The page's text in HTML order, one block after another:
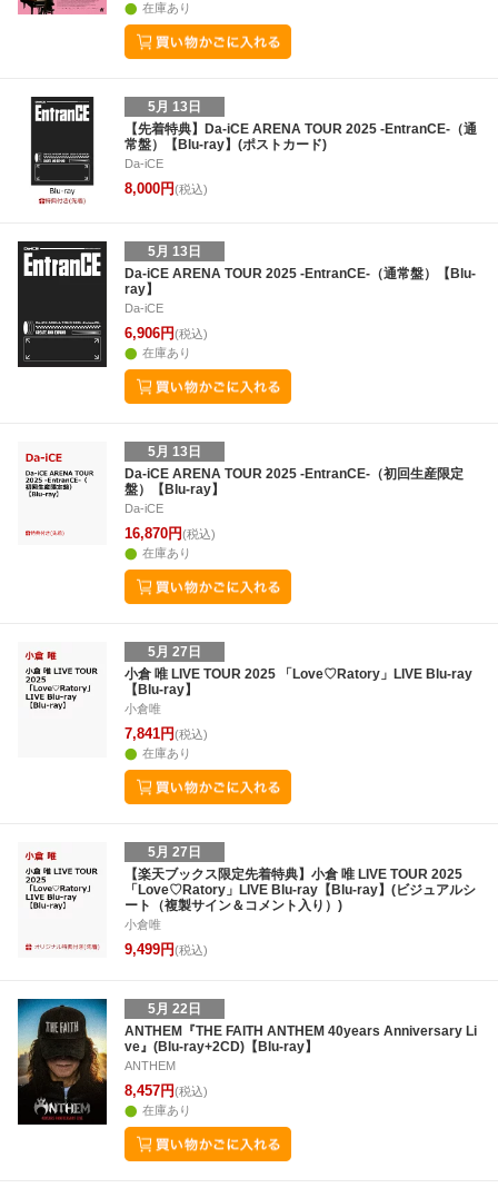
在庫あり
5月 13日
【先着特典】Da-iCE ARENA TOUR 2025 -EntranCE-（通
常盤）【Blu-ray】(ポストカード)
Da-iCE
8,000円(税込)
5月 13日
Da-iCE ARENA TOUR 2025 -EntranCE-（通常盤）【Blu-
ray】
Da-iCE
6,906円(税込)
在庫あり
5月 13日
Da-iCE ARENA TOUR 2025 -EntranCE-（初回生産限定
盤）【Blu-ray】
Da-iCE
16,870円(税込)
在庫あり
5月 27日
小倉 唯 LIVE TOUR 2025 「Love♡Ratory」LIVE Blu-ray
【Blu-ray】
小倉唯
7,841円(税込)
在庫あり
5月 27日
【楽天ブックス限定先着特典】小倉 唯 LIVE TOUR 2025
「Love♡Ratory」LIVE Blu-ray【Blu-ray】(ビジュアルシ
ート（複製サイン＆コメント入り）)
小倉唯
9,499円(税込)
5月 22日
ANTHEM『THE FAITH ANTHEM 40years Anniversary Li
ve』(Blu-ray+2CD)【Blu-ray】
ANTHEM
8,457円(税込)
在庫あり